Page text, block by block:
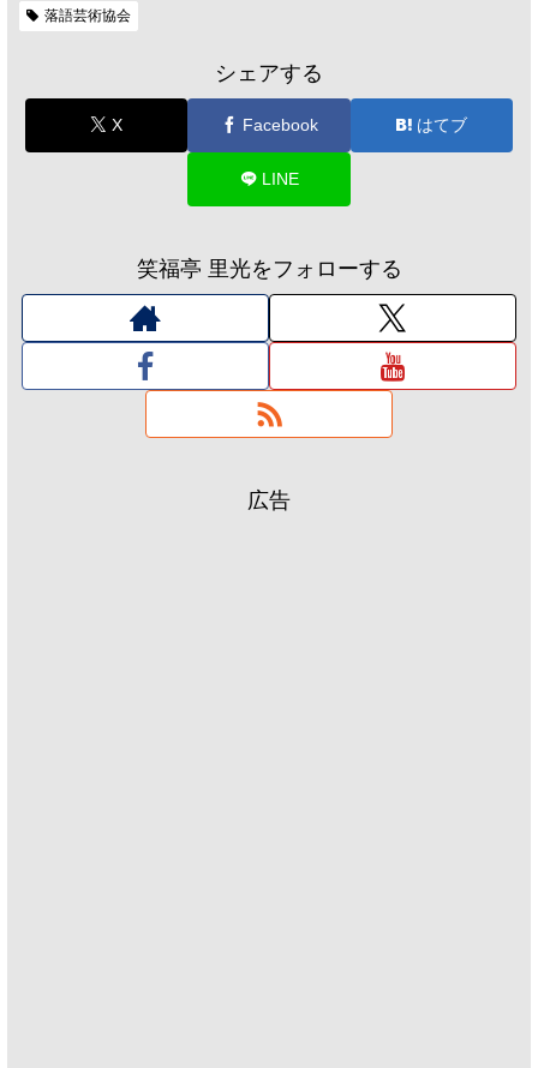
落語芸術協会
シェアする
X Facebook はてブ
LINE
笑福亭 里光をフォローする
広告